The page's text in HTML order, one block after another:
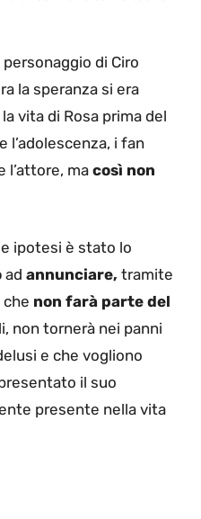
di Ciro
la speranza si era
vita di Rosa prima del
l’adolescenza, i fan
l’attore, ma così non
ipotesi è stato lo
ad annunciare, tramite
che non farà parte del
non tornerà nei panni
e che vogliono
il suo
presente nella vita